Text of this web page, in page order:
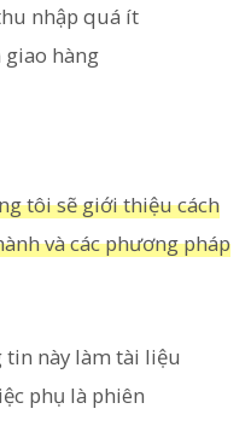
nhập quá ít
giao hàng
tôi sẽ giới thiệu cách
và các phương pháp
tin này làm tài liệu
phụ là phiên